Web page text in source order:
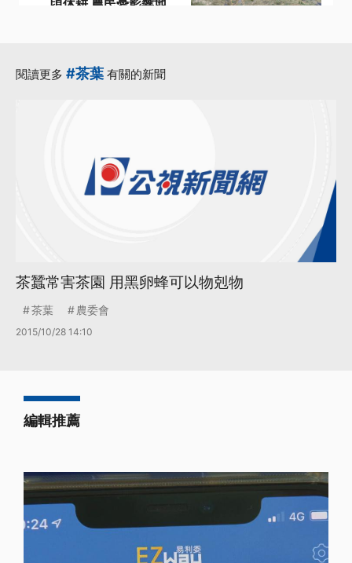
更多...
閱讀更多 #茶葉 有關的新聞
茶蠶常害茶園 用黑卵蜂可以物剋物
茶葉 農委會
2015/10/28 14:10
編輯推薦